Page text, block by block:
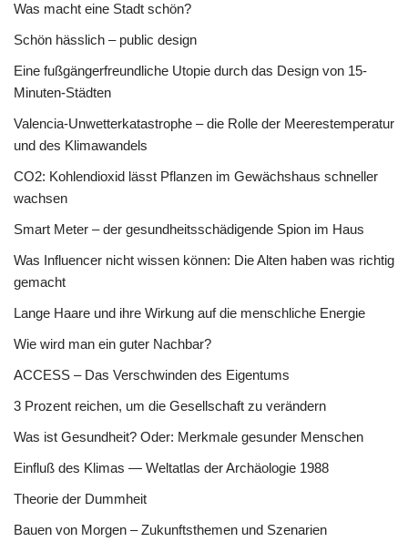
Was macht eine Stadt schön?
Schön hässlich – public design
Eine fußgängerfreundliche Utopie durch das Design von 15-
Minuten-Städten
Valencia-Unwetterkatastrophe – die Rolle der Meerestemperatur
und des Klimawandels
CO2: Kohlendioxid lässt Pflanzen im Gewächshaus schneller
wachsen
Smart Meter – der gesundheitsschädigende Spion im Haus
Was Influencer nicht wissen können: Die Alten haben was richtig
gemacht
Lange Haare und ihre Wirkung auf die menschliche Energie
Wie wird man ein guter Nachbar?
ACCESS – Das Verschwinden des Eigentums
3 Prozent reichen, um die Gesellschaft zu verändern
Was ist Gesundheit? Oder: Merkmale gesunder Menschen
Einfluß des Klimas — Weltatlas der Archäologie 1988
Theorie der Dummheit
Bauen von Morgen – Zukunftsthemen und Szenarien